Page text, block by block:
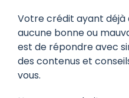
Votre crédit ayant déjà
aucune bonne ou
est de répondre avec
des contenus et
vous.